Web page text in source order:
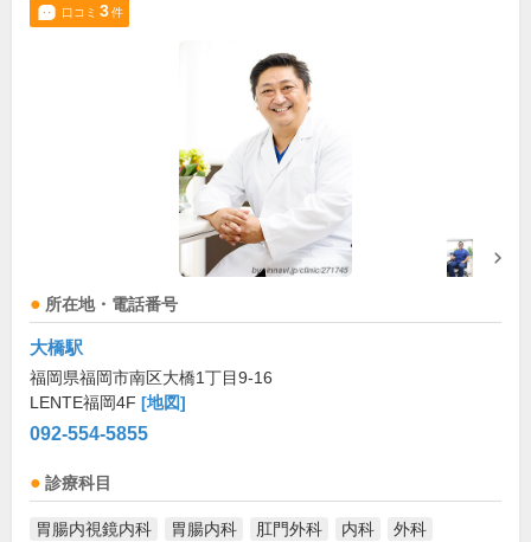
口コミ 3件
所在地・電話番号
大橋駅
福岡県福岡市南区大橋1丁目9-16
LENTE福岡4F [地図]
092-554-5855
診療科目
胃腸内視鏡内科 胃腸内科 肛門外科 内科 外科